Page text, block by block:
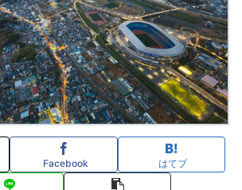
Facebook はてブ